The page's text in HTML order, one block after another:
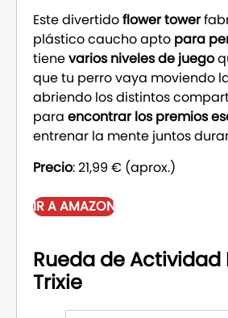
Este divertidoflower tower
plástico caucho apto para
tienevarios niveles de juego
que tu perro vaya moviendo
abriendo los distintos
para encontrar los premios
entrenar la mente juntos
Precio: 21,99 € (aprox.)
IR A AMAZON
Rueda de Actividad
Trixie